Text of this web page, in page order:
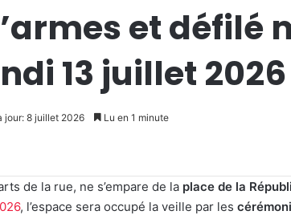
et défilé
13 juillet
jour: 8 juillet 2026 Lu en 1 minute
de la rue, ne s’empare de laplace de la
, l’espace sera occupé la veille par les